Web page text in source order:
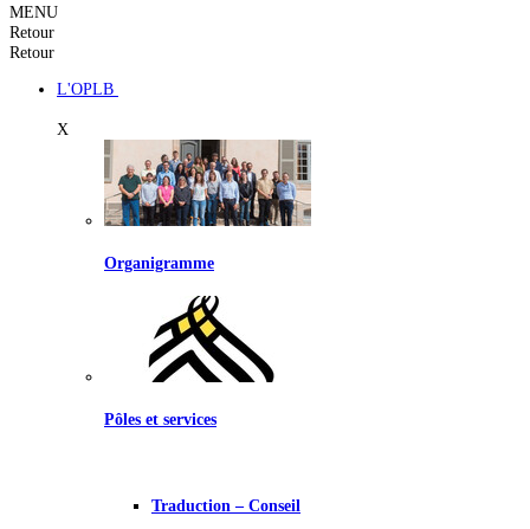
MENU
Retour
Retour
L'OPLB
X
Organigramme
Pôles et services
Traduction – Conseil